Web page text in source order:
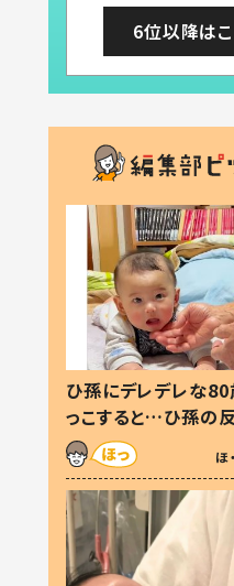
6位以降は
ひ孫にデレデレな80
っこすると…ひ孫の
した」「可愛くて仕方な
ほ